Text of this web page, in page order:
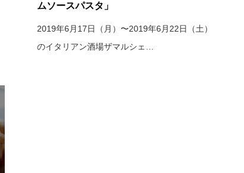
ムソースパスタ」
2019年6月17日（月）〜2019年6月22日（土）
のイタリアン酒場ザマルシェ…